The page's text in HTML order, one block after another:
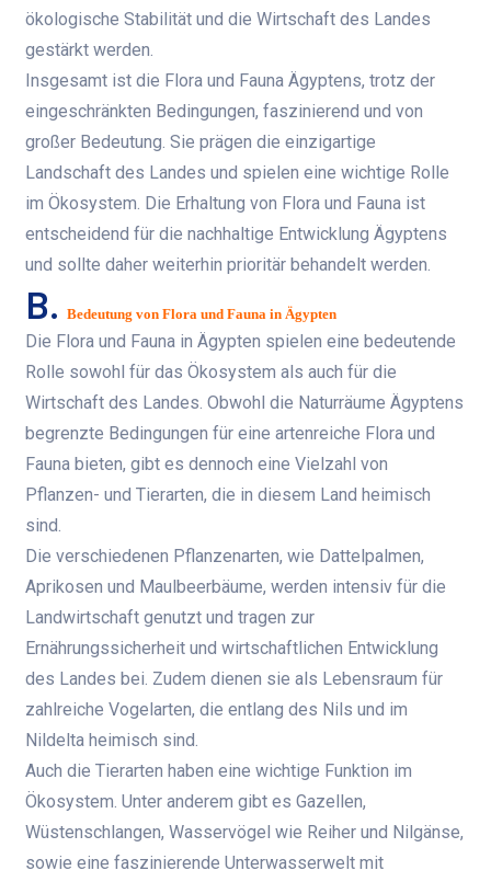
ökologische Stabilität und die Wirtschaft des Landes
gestärkt werden.
Insgesamt ist die Flora und Fauna Ägyptens, trotz der
eingeschränkten Bedingungen, faszinierend und von
großer Bedeutung. Sie prägen die einzigartige
Landschaft des Landes und spielen eine wichtige Rolle
im Ökosystem. Die Erhaltung von Flora und Fauna ist
entscheidend für die nachhaltige Entwicklung Ägyptens
und sollte daher weiterhin prioritär behandelt werden.
B.Bedeutung von Flora und Fauna in Ägypten
Die Flora und Fauna in Ägypten spielen eine bedeutende
Rolle sowohl für das Ökosystem als auch für die
Wirtschaft des Landes. Obwohl die Naturräume Ägyptens
begrenzte Bedingungen für eine artenreiche Flora und
Fauna bieten, gibt es dennoch eine Vielzahl von
Pflanzen- und Tierarten, die in diesem Land heimisch
sind.
Die verschiedenen Pflanzenarten, wie Dattelpalmen,
Aprikosen und Maulbeerbäume, werden intensiv für die
Landwirtschaft genutzt und tragen zur
Ernährungssicherheit und wirtschaftlichen Entwicklung
des Landes bei. Zudem dienen sie als Lebensraum für
zahlreiche Vogelarten, die entlang des Nils und im
Nildelta heimisch sind.
Auch die Tierarten haben eine wichtige Funktion im
Ökosystem. Unter anderem gibt es Gazellen,
Wüstenschlangen, Wasservögel wie Reiher und Nilgänse,
sowie eine faszinierende Unterwasserwelt mit